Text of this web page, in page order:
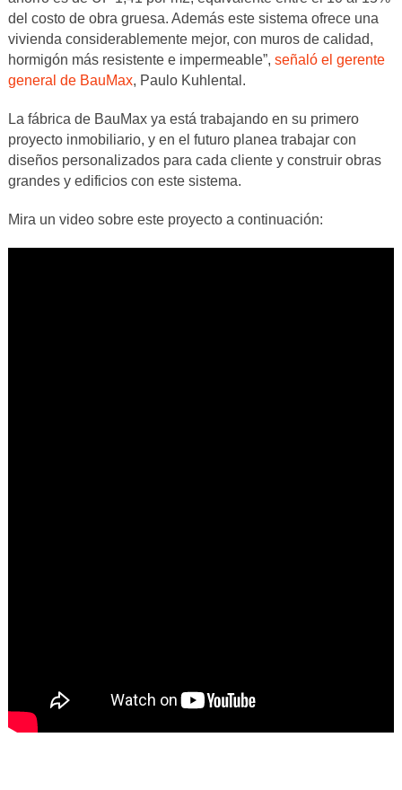
del costo de obra gruesa. Además este sistema ofrece una
vivienda considerablemente mejor, con muros de calidad,
hormigón más resistente e impermeable”, señaló el gerente
general de BauMax, Paulo Kuhlental.
La fábrica de BauMax ya está trabajando en su primero
proyecto inmobiliario, y en el futuro planea trabajar con
diseños personalizados para cada cliente y construir obras
grandes y edificios con este sistema.
Mira un video sobre este proyecto a continuación: